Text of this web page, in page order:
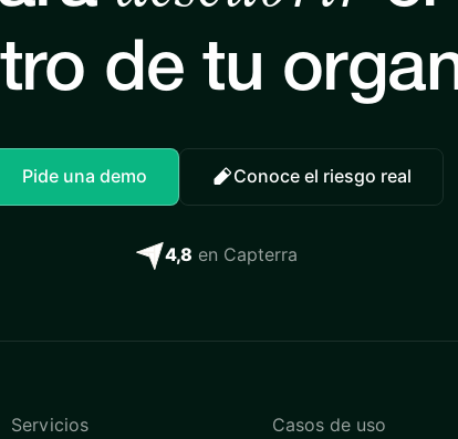
de tu
Pide una demo Conoce el riesgo real
4,8 en Capterra
Servicios
Casos de uso